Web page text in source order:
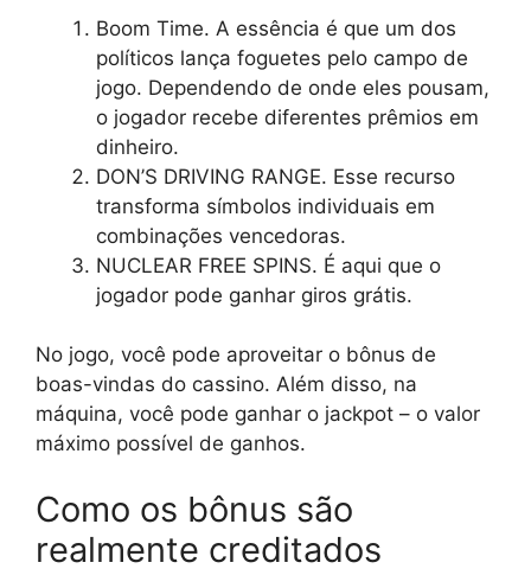
Boom Time. A essência é que um dos
políticos lança foguetes pelo campo de
jogo. Dependendo de onde eles pousam,
o jogador recebe diferentes prêmios em
dinheiro.
DON’S DRIVING RANGE. Esse recurso
transforma símbolos individuais em
combinações vencedoras.
NUCLEAR FREE SPINS. É aqui que o
jogador pode ganhar giros grátis.
No jogo, você pode aproveitar o bônus de
boas-vindas do cassino. Além disso, na
máquina, você pode ganhar o jackpot – o valor
máximo possível de ganhos.
Como os bônus são
realmente creditados